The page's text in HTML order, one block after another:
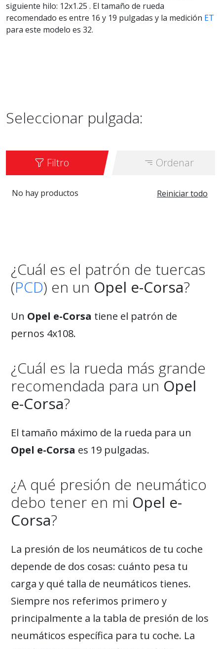
siguiente hilo: 12x1.25 . El tamaño de rueda
recomendado es entre 16 y 19 pulgadas y la medición ET
para este modelo es 32.
Seleccionar pulgada:
Filtro Ordenar
Reiniciar todo
No hay productos
¿Cuál es el patrón de tuercas
(PCD) en un Opel e-Corsa?
Un Opel e-Corsa tiene el patrón de
pernos 4x108.
¿Cuál es la rueda más grande
recomendada para un Opel
e-Corsa?
El tamaño máximo de la rueda para un
Opel e-Corsa es 19 pulgadas.
¿A qué presión de neumático
debo tener en mi Opel e-
Corsa?
La presión de los neumáticos de tu coche
depende de dos cosas: cuánto pesa tu
carga y qué talla de neumáticos tienes.
Siempre nos referimos primero y
principalmente a la tabla de presión de los
neumáticos específica para tu coche. La